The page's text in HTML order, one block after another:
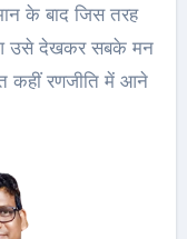
के बाद जिस तरह
उसे देखकर सबके मन
कहीं रणजीति में आने